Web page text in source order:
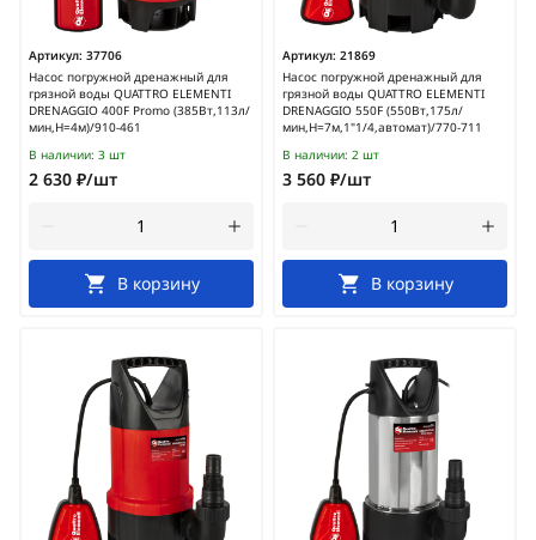
Артикул: 37706
Насос погружной дренажный для
грязной воды QUATTRO ELEMENTI
DRENAGGIO 400F Promo (385Вт,113л/
мин,H=4м)/910-461
В наличии: 3 шт
2 630 ₽/шт
В корзину
Артикул: 21869
Насос погружной дренажный для
грязной воды QUATTRO ELEMENTI
DRENAGGIO 550F (550Вт,175л/
мин,H=7м,1"1/4,автомат)/770-711
В наличии: 2 шт
3 560 ₽/шт
В корзину